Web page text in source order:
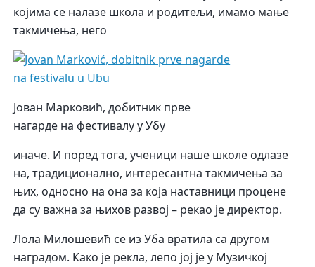
којима се налазе школа и родитељи, имамо мање
такмичења, него
Јован Марковић, добитник прве
нагарде на фестивалу у Убу
иначе. И поред тога, ученици наше школе одлазе
на, традиционално, интересантна такмичења за
њих, односно на она за која наставници процене
да су важна за њихов развој – рекао је директор.
Лола Милошевић се из Уба вратила са другом
наградом. Како је рекла, лепо јој је у Музичкој